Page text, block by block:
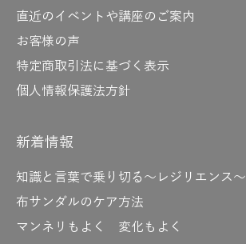
直近のイベントや講座のご案内
お客様の声
特定商取引法に基づく表示
個人情報保護法方針
新着情報
知識と言葉で乗り切る～レジリエンス～
布サンダルのケア方法
マンネリもよく 変化もよく